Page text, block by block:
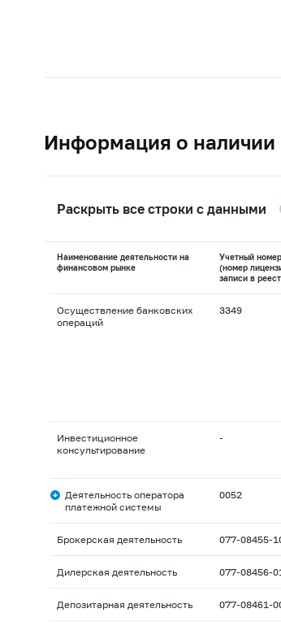
Информация о наличии
Раскрыть все строки с данными
Наименование деятельности на
финансовом рынке
Учетный номер
(номер
записи в
Осуществление банковских
операций
3349
Инвестиционное
консультирование
-
Деятельность оператора
платежной системы
0052
Брокерская деятельность 077-08455-
Дилерская деятельность 077-08456-
Депозитарная деятельность 077-08461-